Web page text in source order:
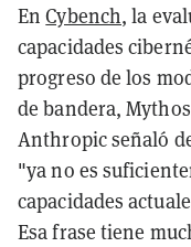
EnCybench, la
capacidades
progreso de los
de bandera,
Anthropic señaló
"ya no es
capacidades
Esa frase tiene